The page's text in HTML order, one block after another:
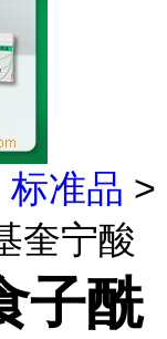
标准品 >
奎宁酸
子酰